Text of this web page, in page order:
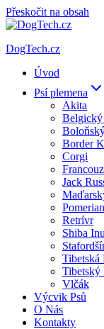
Přeskočit na obsah
DogTech.cz
Úvod
Psí plemena
Akita
Border
Corgi
Jack
Pomerian
Retrívr
Shiba Inu
Tibetská
Tibetský
Vlčák
Výcvik Psů
O Nás
Kontakty